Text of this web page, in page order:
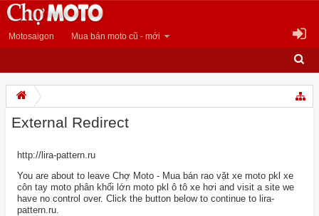
Motosaigon Mua bán moto cũ - mới
External Redirect
http://lira-pattern.ru
You are about to leave Chợ Moto - Mua bán rao vặt xe moto pkl xe
côn tay moto phân khối lớn moto pkl ô tô xe hơi and visit a site we
have no control over. Click the button below to continue to lira-
pattern.ru.